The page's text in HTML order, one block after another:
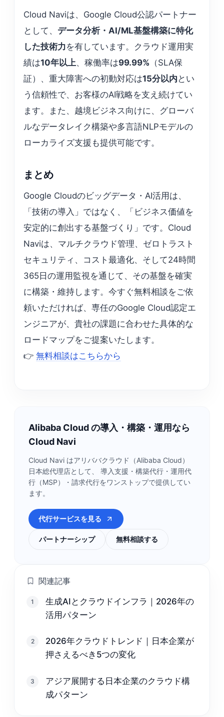
Cloud Naviは、Google Cloud公認パートナー
として、 データ分析・AI/ML基盤構築に特化
した技術力 を有しています。クラウド運用実
績は10年以上、稼働率は99.99% （SLA保
証）、重大障害への初動対応は15分以内 とい
う信頼性で、お客様のAI戦略を支え続けてい
ます。また、越境ビジネス向けに、グローバ
ルなデータレイク構築や多言語NLPモデルの
ローカライズ支援も提供可能です。
まとめ
Google Cloudのビッグデータ・AI活用は、
「技術の導入」ではなく、「ビジネス価値を
安定的に創出する基盤づくり」です。Cloud
Naviは、マルチクラウド管理、ゼロトラスト
セキュリティ、コスト最適化、そして24時間
365日の運用監視を通じて、その基盤を確実
に構築・維持します。今すぐ無料相談をご依
頼いただければ、専任のGoogle Cloud認定エ
ンジニアが、貴社の課題に合わせた具体的な
ロードマップをご提案いたします。
👉無料相談はこちらから
Alibaba Cloud の導入・構築・運用なら
Cloud Navi
Cloud Navi はアリババクラウド（Alibaba Cloud）
日本総代理店として、 導入支援・構築代行・運用代
行（MSP）・請求代行をワンストップで提供してい
ます。
代行サービスを見る
パートナーシップ 無料相談する
関連記事
1
生成AIとクラウドインフラ｜2026年の
活用パターン
2
2026年クラウドトレンド｜日本企業が
押さえるべき5つの変化
3
アジア展開する日本企業のクラウド構
成パターン